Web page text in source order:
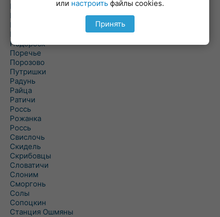
Погородно
Пограничный
Подлабенье
Подольцы
Подороск
Поречье
Порозово
Путришки
Радунь
Райца
Ратичи
Роcсь
Рожанка
Россь
Свислочь
Скидель
Скрибовцы
Словатичи
Слоним
Сморгонь
Солы
Сопоцкин
Станция Ошмяны
или настроить файлы cookies.
Принять